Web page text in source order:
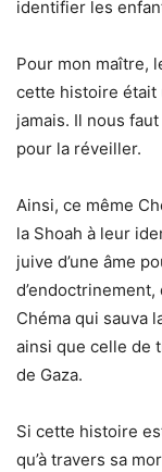
identifier les
Pour mon maître,
cette histoire était
jamais. Il nous
pour la réveiller.
Ainsi, ce même
la Shoah à leur
juive d’une âme
d’endoctrinement,
Chéma qui sauva
ainsi que celle de
de Gaza.
Si cette histoire
qu’à travers sa